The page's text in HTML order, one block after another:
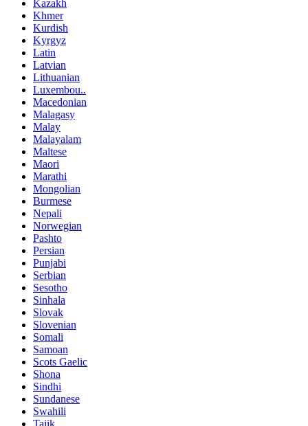
Kazakh
Khmer
Kurdish
Kyrgyz
Latin
Latvian
Lithuanian
Luxembou..
Macedonian
Malagasy
Malay
Malayalam
Maltese
Maori
Marathi
Mongolian
Burmese
Nepali
Norwegian
Pashto
Persian
Punjabi
Serbian
Sesotho
Sinhala
Slovak
Slovenian
Somali
Samoan
Scots Gaelic
Shona
Sindhi
Sundanese
Swahili
Tajik